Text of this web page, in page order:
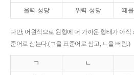
울력-성당 위력-성당 떼
다만, 어원적으로 원형에 더 가까운 형태가 아직
준어로 삼는다.(ㄱ을 표준어로 삼고, ㄴ을 버림.)
ㄱ ㄴ